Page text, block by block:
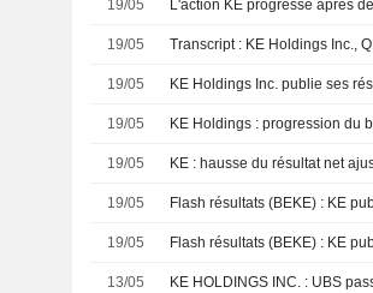
19/05 L'action KE progresse après
19/05 Transcript : KE Holdings Inc.,
19/05
19/05 KE Holdings : progression du
19/05 KE : hausse du résultat net
19/05
19/05
13/05 KE HOLDINGS INC. : UBS